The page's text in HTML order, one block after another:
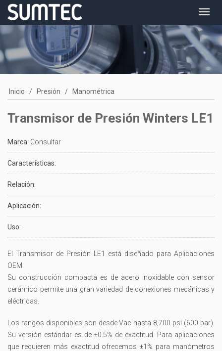
Inicio / Presión / Manométrica
Transmisor de Presión Winters LE1
Marca: Consultar
Características:
Relación:
Aplicación:
Uso:
El Transmisor de Presión LE1 está diseñado para Aplicaciones
OEM.
Su construcción compacta es de acero inoxidable con sensor
cerámico permite una gran variedad de conexiones mecánicas y
eléctricas.
Los rangos disponibles son desde Vac hasta 8,700 psi (600 bar).
Su versión estándar es de ±0.5% de exactitud. Para aplicaciones
que requieren más exactitud ofrecemos ±1% para manómetros